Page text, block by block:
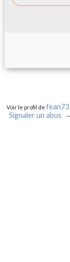
Voir le profil defean73
Signaler un abus